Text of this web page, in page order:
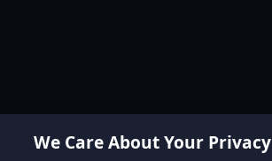
We Care About Your Privacy